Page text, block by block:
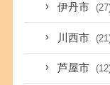
伊丹市
川西市
芦屋市